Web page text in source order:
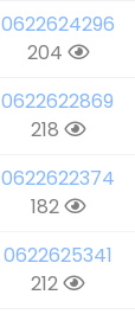
0622624296
204
0622622869
218
0622622374
182
0622625341
212